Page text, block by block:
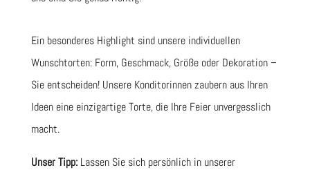
Ein besonderes Highlight sind unsere individuellen
Wunschtorten: Form, Geschmack, Größe oder Dekoration –
Sie entscheiden! Unsere Konditorinnen zaubern aus Ihren
Ideen eine einzigartige Torte, die Ihre Feier unvergesslich
macht.
Unser Tipp:Lassen Sie sich persönlich in unserer